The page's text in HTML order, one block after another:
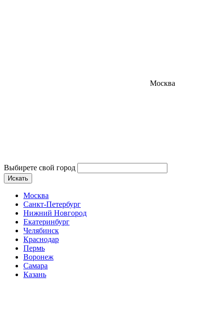
Москва
Выбирете свой город
Искать
Москва
Санкт-Петербург
Нижний Новгород
Екатеринбург
Челябинск
Краснодар
Пермь
Воронеж
Самара
Казань